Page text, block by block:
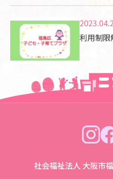
利用制限
社会福祉法人 大阪市